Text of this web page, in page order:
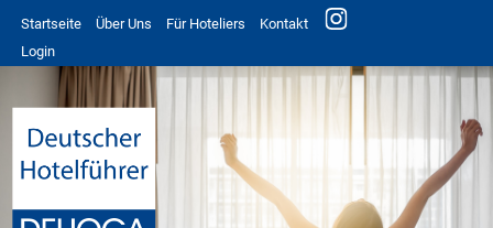
Startseite Über Uns Für Hoteliers
Kontakt
Login